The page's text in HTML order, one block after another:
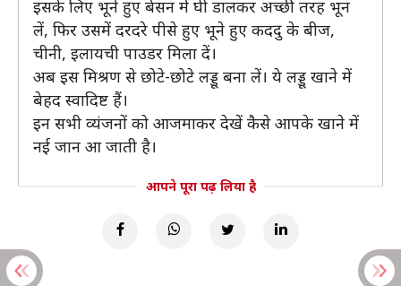
इसके लिए भूने हुए बेसन में घी डालकर अच्छी तरह भून
लें, फिर उसमें दरदरे पीसे हुए भूने हुए कददु के बीज,
चीनी, इलायची पाउडर मिला दें।
अब इस मिश्रण से छोटे-छोटे लड्डू बना लें। ये लड्डू खाने में
बेहद स्वादिष्ट हैं।
इन सभी व्यंजनों को आजमाकर देखें कैसे आपके खाने में
नई जान आ जाती है।
आपने पूरा पढ़ लिया है